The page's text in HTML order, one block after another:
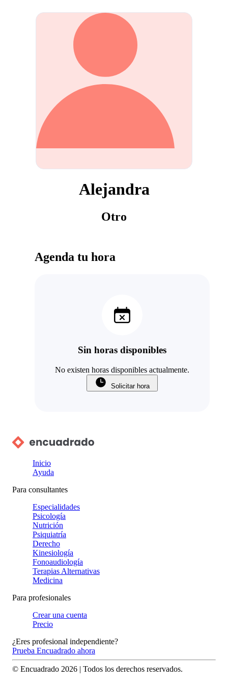
Alejandra
Otro
Agenda tu hora
Sin horas disponibles
No existen horas disponibles actualmente.
Solicitar hora
Inicio
Ayuda
Para consultantes
Especialidades
Psicología
Nutrición
Psiquiatría
Derecho
Kinesiología
Fonoaudiología
Terapias Alternativas
Medicina
Para profesionales
Crear una cuenta
Precio
¿Eres profesional independiente?
Prueba Encuadrado ahora
© Encuadrado 2026 | Todos los derechos reservados.